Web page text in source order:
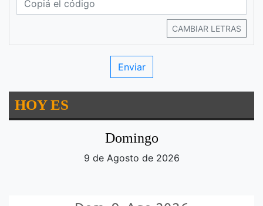
CAMBIAR LETRAS
HOY ES
Domingo
9 de Agosto de 2026